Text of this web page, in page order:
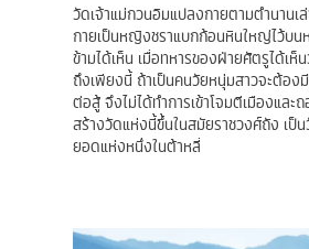
วัดเจ้าแม่กวนอิมแปลงกายตามตำนานเ
กายเป็นหญิงชราแบกก้อนหินใหญ่ไว้บน
ข้ามได้เห็น เมื่อทหารของฝ่ายศัตรูได้เ
ถึงเพียงนี้ ถ้าเป็นคนวัยหนุ่มสาวจะต้อง
ต่อสู้ จึงไม่ได้ทำการเข้าโจมตีเมืองและ
สร้างวัดแห่งนี้ขึ้นในสมัยราชวงศ์ถัง เป็
ยอดแห่งหนึ่งในต้าหลี่